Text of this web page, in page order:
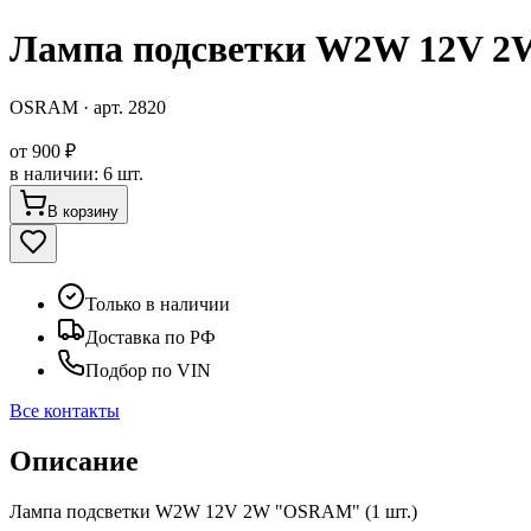
Лампа подсветки W2W 12V
OSRAM · арт. 2820
от 900 ₽
в наличии: 6 шт.
В корзину
Только в наличии
Доставка по РФ
Подбор по VIN
Все контакты
Описание
Лампа подсветки W2W 12V 2W "OSRAM" (1 шт.)